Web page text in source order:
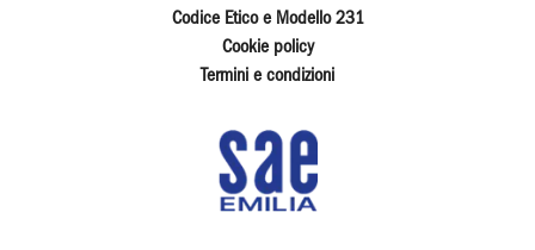
Codice Etico e Modello 231
Cookie policy
Termini e condizioni